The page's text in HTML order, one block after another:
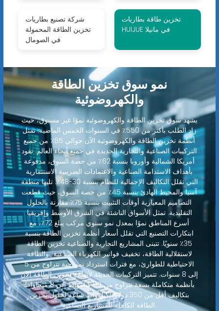
شركة تصنيع بطاريات
تخزين الطاقة المحمولة
في الصومال
تخزين طاقة بطاريات
HUIJUE في مانيلا
نمو سوق تخزين الطاقة
والكهروضوئية
يشهد سوق تخزين الطاقة والكهروضوئية نموًا غير مسبوق، حيث
زاد الطلب بأكثر من 550٪ في السنوات الخمس الماضية. تمثل
أنظمة تخزين الطاقة والكهروضوئية الآن حوالي 65٪ من جميع
التركيبات الصناعية والتجارية الجديدة في جميع أنحاء العالم. تقود
أمريكا الشمالية وأوروبا بنسبة 62٪ من حصة السوق، مدفوعة
بأهداف الاستدامة الصناعية والاعتمادات الضريبية الاستثمارية
التي تقلل التكاليف الإجمالية للنظام بنسبة 30-48٪. تليها منطقة
آسيا والمحيط الهادئ بنسبة 45٪ من حصة السوق، حيث قطعت
التصاميم المعيارية أوقات التثبيت بنسبة 75٪ مقارنة بالحلول
التقليدية. تمثل الأسواق الناشئة في الشرق الأوسط وإفريقيا
أسرع المناطق نموًا بمعدل نمو سنوي مركب يبلغ 72٪، مع
ابتكارات التصنيع التي تقلل أسعار أنظمة تخزين الطاقة بنسبة
35٪ سنويًا. تتبنى المشاريع التجارية والصناعية تخزين الطاقة
لاستقلالية الطاقة، تخفيف فواتير الكهرباء الصناعية، والطاقة
الاحتياطية للطوارئ، مع فترات استرداد نموذجية تتراوح من 5
إلى 8 سنوات. تتميز التركيبات الحديثة لأنظمة تخزين الطاقة الآن
بأنظمة متكاملة بسعة تتراوح من 80 كيلوواط إلى 8 ميجاواط
بتكاليف أقل من 350 دولارًا/كيلوواط ساعة لحلول تخزين
الطاقة الكاملة للمشاريع الصناعية.